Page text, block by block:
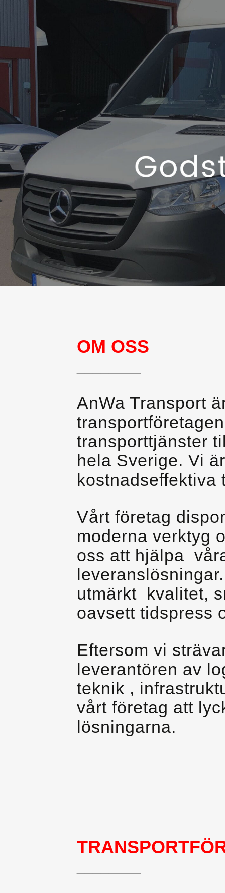
OM OSS
AnWa Transport
transporttjänster
hela Sverige. Vi
kostnadseffektiva
Vårt företag
moderna verktyg
oss att hjälpa
utmärkt kvalitet,
oavsett tidspress
Eftersom vi
leverantören av
teknik ,
vårt företag att
lösningarna.